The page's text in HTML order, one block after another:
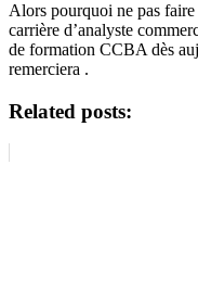
Alors pourquoi ne pas
carrière d’analyste
de formation CCBA dès
remerciera .
Related posts: